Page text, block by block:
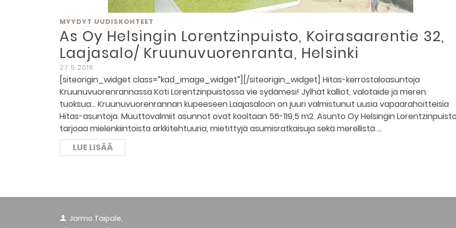
MYYDYT UUDISKOHTEET
As Oy Helsingin Lorentzinpuisto, Koirasaarentie 32,
Laajasalo/ Kruunuvuorenranta, Helsinki
27.5.2016
[siteorigin_widget class=”kad_image_widget”][/siteorigin_widget] Hitas-kerrostaloasuntoja
Kruunuvuorenrannassa Koti Lorentzinpuistossa vie sydämesi! Jylhät kalliot, valotaide ja meren
tuoksua… Kruunuvuorenrannan kupeeseen Laajasaloon on juuri valmistunut uusia vapaarahoitteisia
Hitas-asuntoja. Muuttovalmiit asunnot ovat kooltaan 56-119,5 m2. Asunto Oy Helsingin
tarjoaa mielenkiintoista arkkitehtuuria, mietittyjä asumisratkaisuja sekä merellistä …
LUE LISÄÄ
Jarmo Taipale,